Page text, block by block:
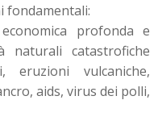
fondamentali:
profonda e
naturali catastrofiche
eruzioni vulcaniche,
aids, virus dei polli,